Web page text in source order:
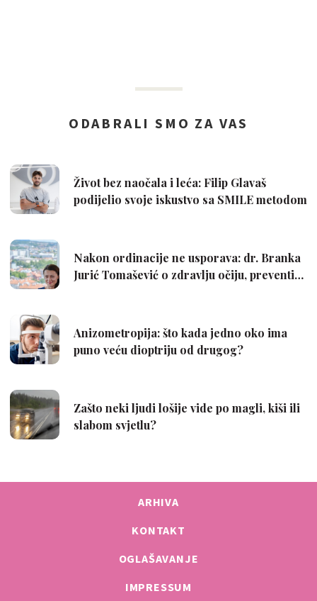
ARHIVA
KONTAKT
OGLAŠAVANJE
IMPRESSUM